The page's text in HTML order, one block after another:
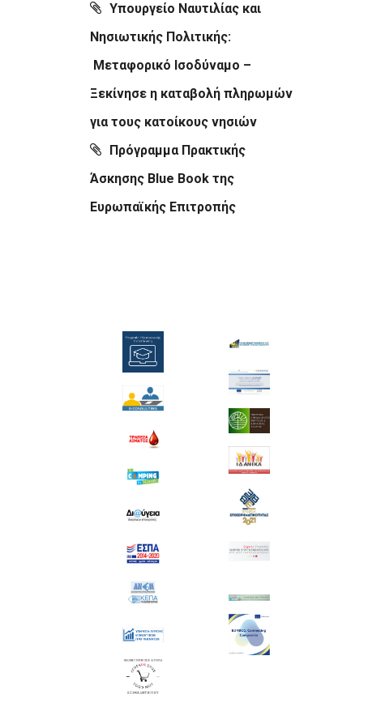
Υπουργείο Ναυτιλίας και
Νησιωτικής Πολιτικής:
Μεταφορικό Ισοδύναμο –
Ξεκίνησε η καταβολή πληρωμών
για τους κατοίκους νησιών
Πρόγραμμα Πρακτικής
Άσκησης Blue Book της
Ευρωπαϊκής Επιτροπής